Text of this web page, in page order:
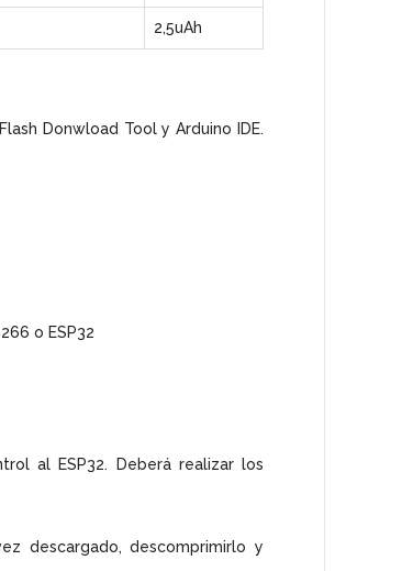
2,5uAh
Donwload Tool y Arduino IDE.
o ESP32
al ESP32. Deberá realizar los
descargado, descomprimirlo y